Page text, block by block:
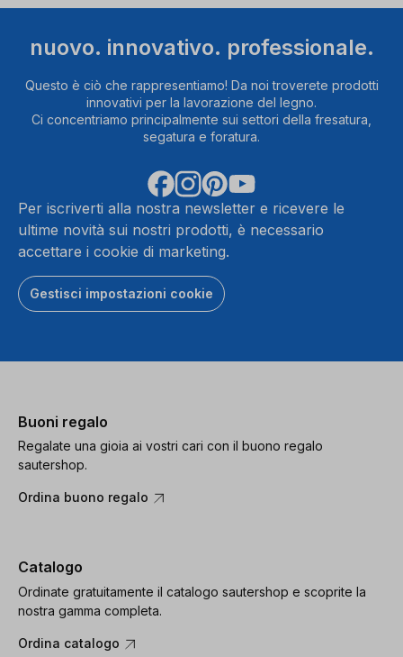
nuovo. innovativo. professionale.
Questo è ciò che rappresentiamo! Da noi troverete prodotti
innovativi per la lavorazione del legno.
Ci concentriamo principalmente sui settori della fresatura,
segatura e foratura.
Per iscriverti alla nostra newsletter e ricevere le
ultime novità sui nostri prodotti, è necessario
accettare i cookie di marketing.
Gestisci impostazioni cookie
Buoni regalo
Regalate una gioia ai vostri cari con il buono regalo
sautershop.
Ordina buono regalo
Catalogo
Ordinate gratuitamente il catalogo sautershop e scoprite la
nostra gamma completa.
Ordina catalogo